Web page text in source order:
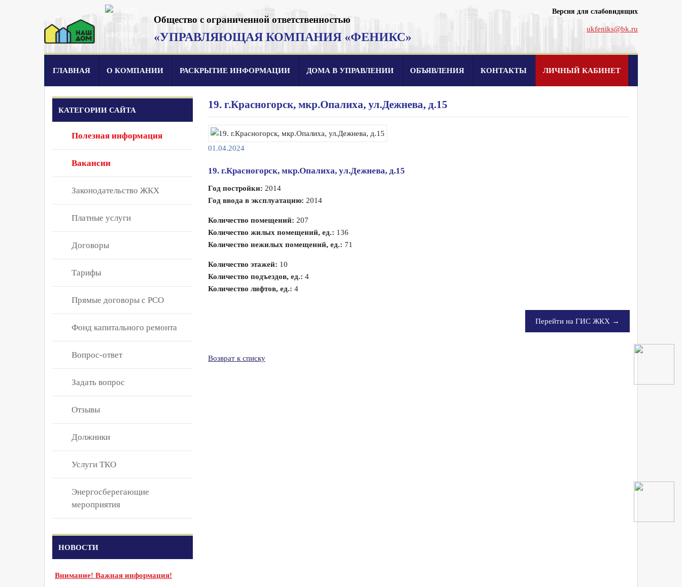
Общество с ограниченной ответственностью
«УПРАВЛЯЮЩАЯ КОМПАНИЯ «ФЕНИКС»
Версия для слабовидящих
ukfeniks@bk.ru
ГЛАВНАЯ О КОМПАНИИ РАСКРЫТИЕ ИНФОРМАЦИИ ДОМА В УПРАВЛЕНИИ ОБЪЯВЛЕНИЯ КОНТАКТЫ ЛИЧНЫЙ КАБИНЕТ
КАТЕГОРИИ САЙТА
Полезная информация
Вакансии
Законодательство ЖКХ
Платные услуги
Договоры
Тарифы
Прямые договоры с РСО
Фонд капитального ремонта
Вопрос-ответ
Задать вопрос
Отзывы
Должники
Услуги ТКО
Энергосберегающие
мероприятия
НОВОСТИ
Внимание! Важная информация!
19. г.Красногорск, мкр.Опалиха, ул.Дежнева, д.15
01.04.2024
19. г.Красногорск, мкр.Опалиха, ул.Дежнева, д.15
Год постройки: 2014
Год ввода в эксплуатацию: 2014
Количество помещений: 207
Количество жилых помещений, ед.: 136
Количество нежилых помещений, ед.: 71
Количество этажей: 10
Количество подъездов, ед.: 4
Количество лифтов, ед.: 4
Перейти на ГИС ЖКХ →
Возврат к списку